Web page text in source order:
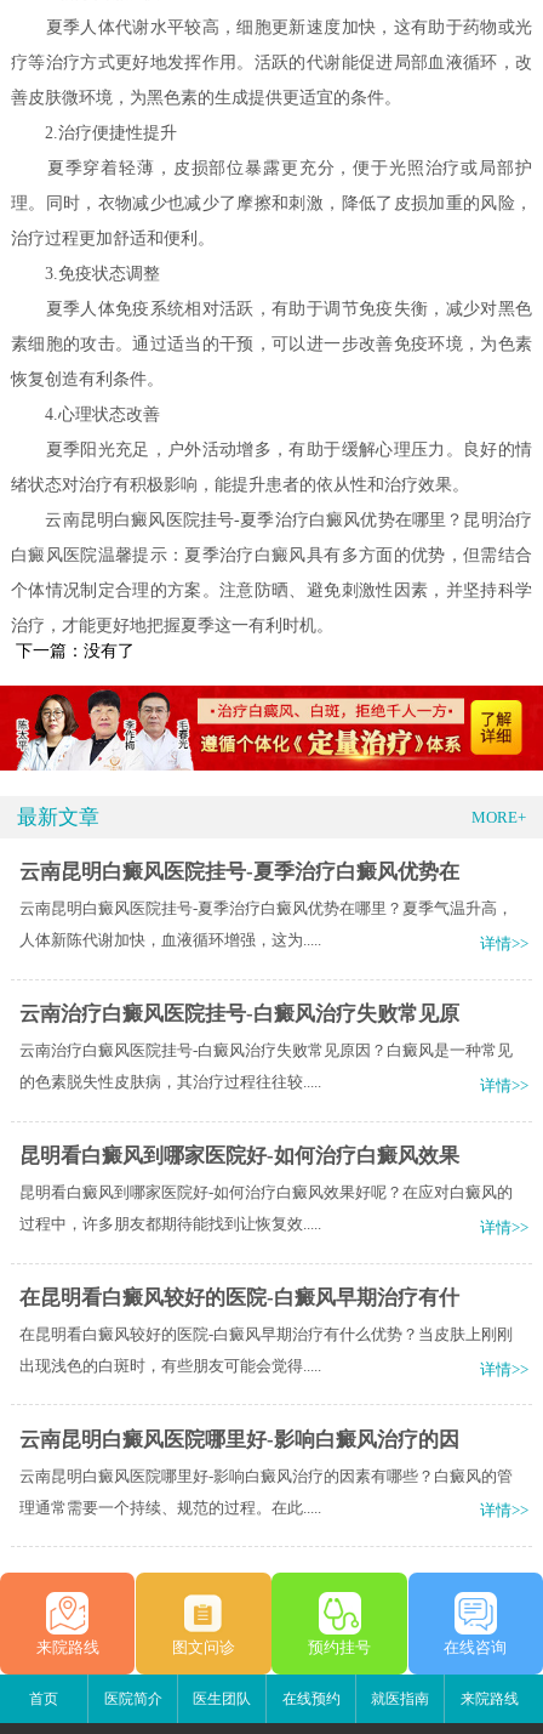
夏季人体代谢水平较高，细胞更新速度加快，这有助于药物或光
疗等治疗方式更好地发挥作用。活跃的代谢能促进局部血液循环，改
善皮肤微环境，为黑色素的生成提供更适宜的条件。
2.治疗便捷性提升
夏季穿着轻薄，皮损部位暴露更充分，便于光照治疗或局部护
理。同时，衣物减少也减少了摩擦和刺激，降低了皮损加重的风险，
治疗过程更加舒适和便利。
3.免疫状态调整
夏季人体免疫系统相对活跃，有助于调节免疫失衡，减少对黑色
素细胞的攻击。通过适当的干预，可以进一步改善免疫环境，为色素
恢复创造有利条件。
4.心理状态改善
夏季阳光充足，户外活动增多，有助于缓解心理压力。良好的情
绪状态对治疗有积极影响，能提升患者的依从性和治疗效果。
云南昆明白癜风医院挂号-夏季治疗白癜风优势在哪里？昆明治疗
白癜风医院温馨提示：夏季治疗白癜风具有多方面的优势，但需结合
个体情况制定合理的方案。注意防晒、避免刺激性因素，并坚持科学
治疗，才能更好地把握夏季这一有利时机。
下一篇：没有了
最新文章 MORE+
云南昆明白癜风医院挂号-夏季治疗白癜风优势在
云南昆明白癜风医院挂号-夏季治疗白癜风优势在哪里？夏季气温升高，
人体新陈代谢加快，血液循环增强，这为.....
详情>>
云南治疗白癜风医院挂号-白癜风治疗失败常见原
云南治疗白癜风医院挂号-白癜风治疗失败常见原因？白癜风是一种常见
的色素脱失性皮肤病，其治疗过程往往较.....
详情>>
昆明看白癜风到哪家医院好-如何治疗白癜风效果
昆明看白癜风到哪家医院好-如何治疗白癜风效果好呢？在应对白癜风的
过程中，许多朋友都期待能找到让恢复效.....
详情>>
在昆明看白癜风较好的医院-白癜风早期治疗有什
在昆明看白癜风较好的医院-白癜风早期治疗有什么优势？当皮肤上刚刚
出现浅色的白斑时，有些朋友可能会觉得.....
详情>>
云南昆明白癜风医院哪里好-影响白癜风治疗的因
云南昆明白癜风医院哪里好-影响白癜风治疗的因素有哪些？白癜风的管
理通常需要一个持续、规范的过程。在此.....
详情>>
来院路线 图文问诊 预约挂号 在线咨询
首页 医院简介 医生团队 在线预约 就医指南 来院路线